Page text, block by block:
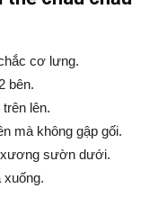
cơ lưng.
bên.
lên.
mà không gập gối.
xương sườn dưới.
xuống.